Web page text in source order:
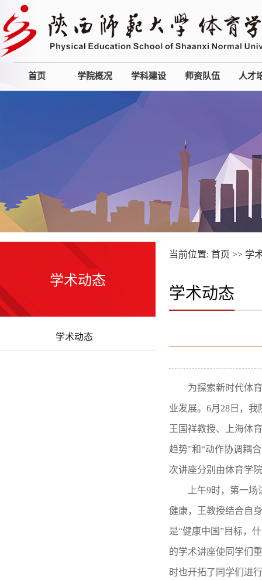
首页 学院概况 学科建设 师资队伍 人才
学术动态
学术动态
当前位置: 首页 >> 学
学术动态
为探索新时代体
业发展。 6月28日，我
王国祥教授、上海体
趋势”和“动作协调耦
次讲座分别由体育学
上午9时，第一场
健康，王教授结合自
是“健康中国”目标，
的学术讲座使同学们
时也开拓了同学们进